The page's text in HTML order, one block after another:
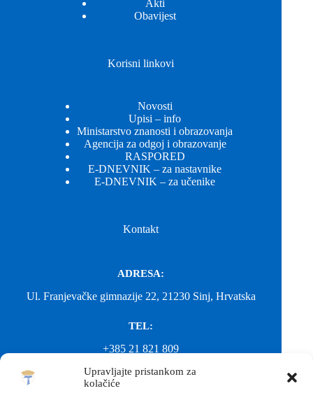
Upravljajte pristankom za
kolačiće
Akti
Obavijest
Korisni linkovi
Novosti
Upisi – info
Ministarstvo znanosti i obrazovanja
Agencija za odgoj i obrazovanje
RASPORED
E-DNEVNIK – za nastavnike
E-DNEVNIK – za učenike
Kontakt
ADRESA:
Ul. Franjevačke gimnazije 22, 21230 Sinj, Hrvatska
TEL:
+385 21 821 809
EMAIL: